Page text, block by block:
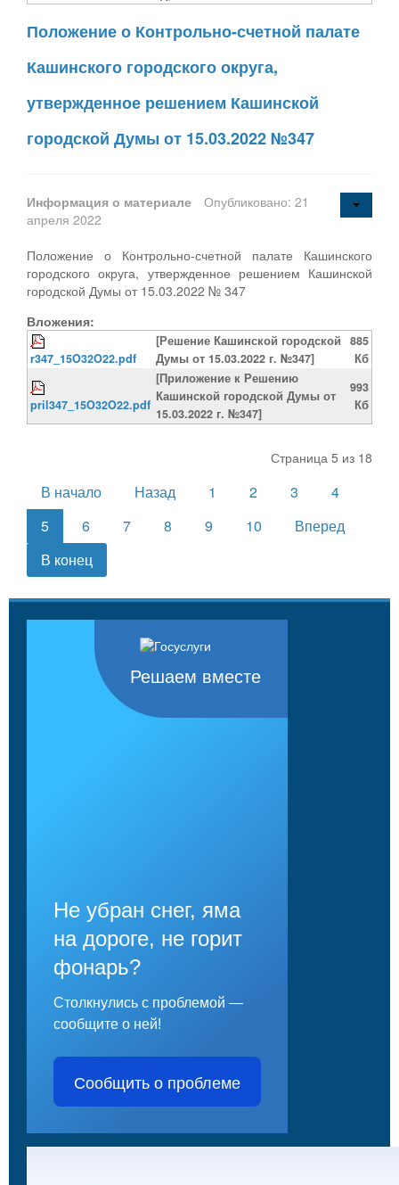
Положение о Контрольно-счетной палате
Кашинского городского округа,
утвержденное решением Кашинской
городской Думы от 15.03.2022 №347
Информация о материале
Опубликовано: 21
апреля 2022
Положение о Контрольно-счетной палате Кашинского
городского округа, утвержденное решением Кашинской
городской Думы от 15.03.2022 № 347
Вложения:
r347_15O32O22.pdf
[Решение Кашинской городской
Думы от 15.03.2022 г. №347]
885
Кб
pril347_15O32O22.pdf
[Приложение к Решению
Кашинской городской Думы от
15.03.2022 г. №347]
993
Кб
Страница 5 из 18
В начало Назад 1 2 3
4
5
6 7 8 9 10
Вперед
В конец
Решаем вместе
Не убран снег, яма
на дороге, не горит
фонарь?
Столкнулись с проблемой —
сообщите о ней!
Сообщить о проблеме